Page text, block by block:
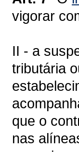
vigorar
II - a
tributária
que o
nas